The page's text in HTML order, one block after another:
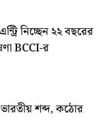
নিচ্ছেন ২২ বছরের
BCCI-র
ভারতীয় শব্দ, কঠোর